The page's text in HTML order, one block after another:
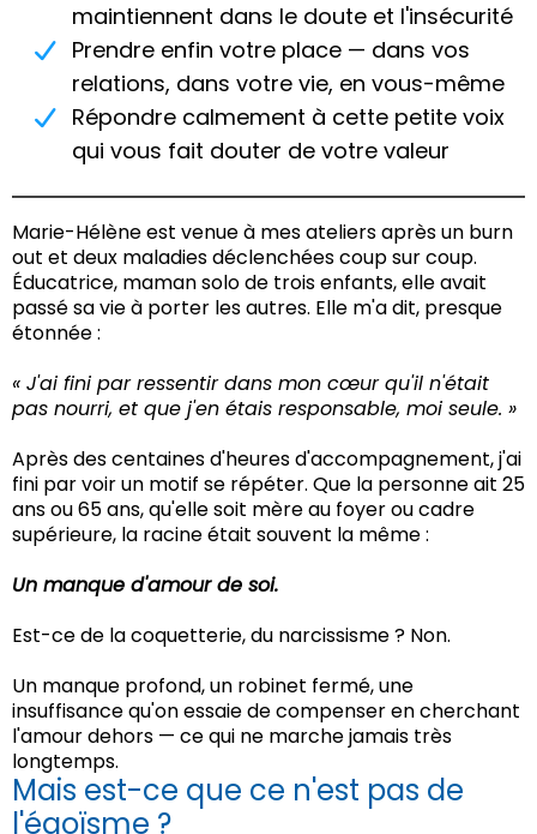
maintiennent dans le doute et l'insécurité
Prendre enfin votre place — dans vos
relations, dans votre vie, en vous-même
Répondre calmement à cette petite voix
qui vous fait douter de votre valeur
Marie-Hélène est venue à mes ateliers après un burn
out et deux maladies déclenchées coup sur coup.
Éducatrice, maman solo de trois enfants, elle avait
passé sa vie à porter les autres. Elle m'a dit, presque
étonnée :
« J'ai fini par ressentir dans mon cœur qu'il n'était
pas nourri, et que j'en étais responsable, moi seule. »
Après des centaines d'heures d'accompagnement, j'ai
fini par voir un motif se répéter. Que la personne ait 25
ans ou 65 ans, qu'elle soit mère au foyer ou cadre
supérieure, la racine était souvent la même :
Un manque d'amour de soi.
Est-ce de la coquetterie, du narcissisme ? Non.
Un manque profond, un robinet fermé, une
insuffisance qu'on essaie de compenser en cherchant
l'amour dehors — ce qui ne marche jamais très
longtemps.
Mais est-ce que ce n'est pas de
l'égoïsme ?